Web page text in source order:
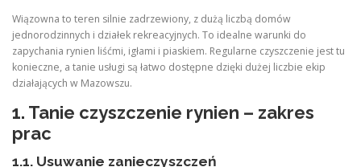
Wiązowna to teren silnie zadrzewiony, z dużą liczbą domów
jednorodzinnych i działek rekreacyjnych. To idealne warunki do
zapychania rynien liśćmi, igłami i piaskiem. Regularne czyszczenie jest tu
konieczne, a tanie usługi są łatwo dostępne dzięki dużej liczbie ekip
działających w Mazowszu.
1. Tanie czyszczenie rynien – zakres
prac
1.1. Usuwanie zanieczyszczeń